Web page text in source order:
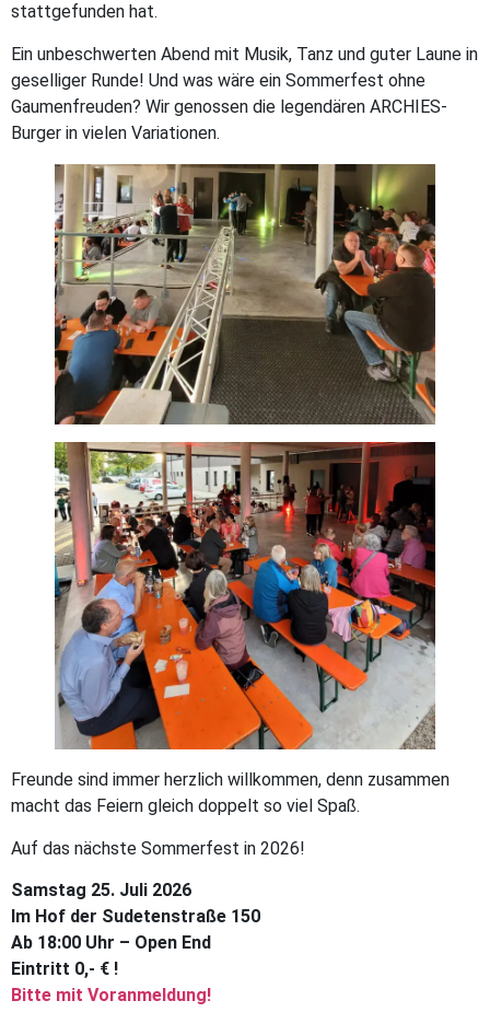
stattgefunden hat.
Ein unbeschwerten Abend mit Musik, Tanz und guter Laune in
geselliger Runde! Und was wäre ein Sommerfest ohne
Gaumenfreuden? Wir genossen die legendären ARCHIES-
Burger in vielen Variationen.
Freunde sind immer herzlich willkommen, denn zusammen
macht das Feiern gleich doppelt so viel Spaß.
Auf das nächste Sommerfest in 2026!
Samstag 25. Juli 2026
Im Hof der Sudetenstraße 150
Ab 18:00 Uhr – Open End
Eintritt 0,- € !
Bitte mit Voranmeldung!